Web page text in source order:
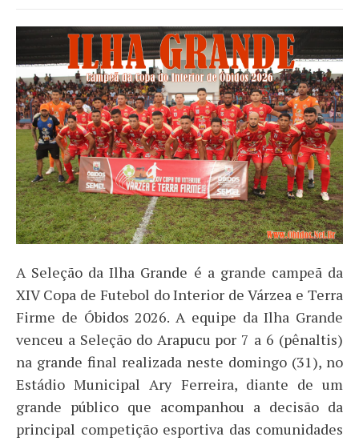
A Seleção da Ilha Grande é a grande campeã da
XIV Copa de Futebol do Interior de Várzea e Terra
Firme de Óbidos 2026. A equipe da Ilha Grande
venceu a Seleção do Arapucu por 7 a 6 (pênaltis)
na grande final realizada neste domingo (31), no
Estádio Municipal Ary Ferreira, diante de um
grande público que acompanhou a decisão da
principal competição esportiva das comunidades